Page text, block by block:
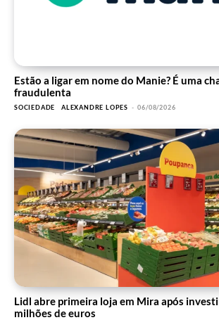
Estão a ligar em nome do Manie? É uma
fraudulenta
SOCIEDADE ALEXANDRE LOPES - 06/08/2026
Lidl abre primeira loja em Mira após
milhões de euros